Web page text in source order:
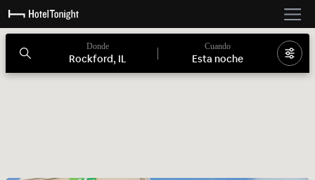
Donde
Rockford, IL
Cuando
Esta noche